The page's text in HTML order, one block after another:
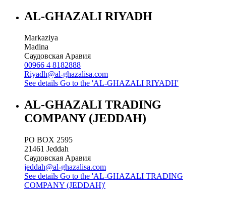
AL-GHAZALI RIYADH
Markaziya
Madina
Саудовская Аравия
00966 4 8182888
Riyadh@al-ghazalisa.com
See details Go to the 'AL-GHAZALI RIYADH'
AL-GHAZALI TRADING
COMPANY (JEDDAH)
PO BOX 2595
21461 Jeddah
Саудовская Аравия
jeddah@al-ghazalisa.com
See details Go to the 'AL-GHAZALI TRADING
COMPANY (JEDDAH)'